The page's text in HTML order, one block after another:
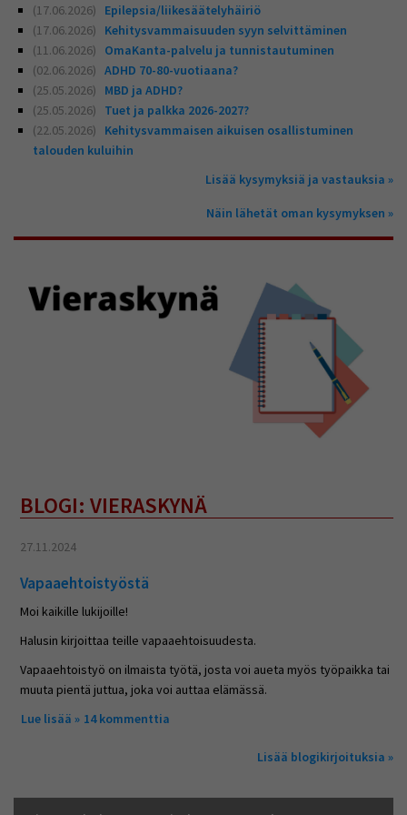
(17.06.2026)
Epilepsia/liikesäätelyhäiriö
(17.06.2026)
Kehitysvammaisuuden syyn selvittäminen
(11.06.2026)
OmaKanta-palvelu ja tunnistautuminen
(02.06.2026) ADHD 70-80-vuotiaana?
(25.05.2026)
MBD ja ADHD?
(25.05.2026)
Tuet ja palkka 2026-2027?
(22.05.2026)
Kehitysvammaisen aikuisen osallistuminen
talouden kuluihin
Lisää kysymyksiä ja vastauksia
Näin lähetät oman kysymyksen
BLOGI: VIERASKYNÄ
27.11.2024
Vapaaehtoistyöstä
Moi kaikille lukijoille!
Halusin kirjoittaa teille vapaaehtoisuudesta.
Vapaaehtoistyö on ilmaista työtä, josta voi aueta myös työpaikka tai
muuta pientä juttua, joka voi auttaa elämässä.
Lue lisää about Vapaaehtoistyöstä
14 kommenttia
Lisää blogikirjoituksia
Voit valita, hyväksytkö näiden evästeiden käytön.